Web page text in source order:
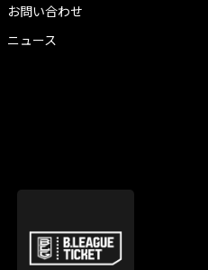
お問い合わせ
ニュース